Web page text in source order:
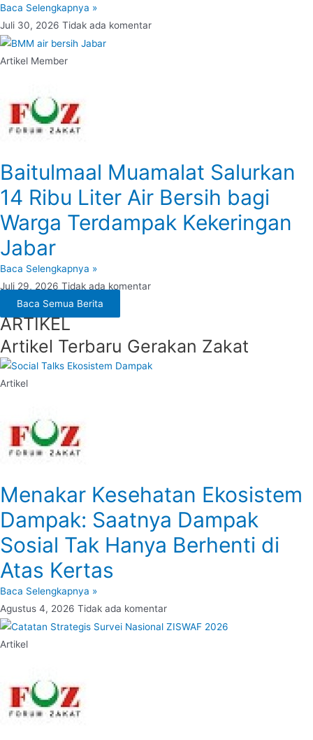
Baca Selengkapnya »
Juli 30, 2026 Tidak ada komentar
Artikel Member
Baitulmaal Muamalat Salurkan
14 Ribu Liter Air Bersih bagi
Warga Terdampak Kekeringan
Jabar
Baca Selengkapnya »
Juli 29, 2026 Tidak ada komentar
Baca Semua Berita
ARTIKEL
Artikel Terbaru Gerakan Zakat
Artikel
Menakar Kesehatan Ekosistem
Dampak: Saatnya Dampak
Sosial Tak Hanya Berhenti di
Atas Kertas
Baca Selengkapnya »
Agustus 4, 2026 Tidak ada komentar
Artikel